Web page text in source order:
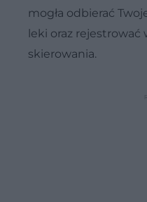
mogła odbierać
leki oraz rejestrować
skierowania.